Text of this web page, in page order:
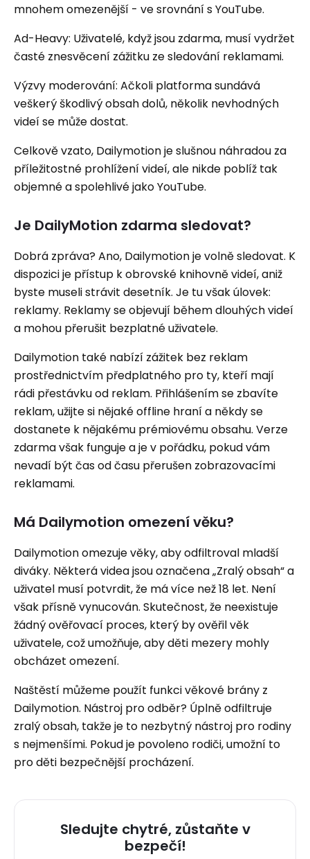
mnohem omezenější - ve srovnání s YouTube.
Ad-Heavy: Uživatelé, když jsou zdarma, musí vydržet
časté znesvěcení zážitku ze sledování reklamami.
Výzvy moderování: Ačkoli platforma sundává
veškerý škodlivý obsah dolů, několik nevhodných
videí se může dostat.
Celkově vzato, Dailymotion je slušnou náhradou za
příležitostné prohlížení videí, ale nikde poblíž tak
objemné a spolehlivé jako YouTube.
Je DailyMotion zdarma sledovat?
Dobrá zpráva? Ano, Dailymotion je volně sledovat. K
dispozici je přístup k obrovské knihovně videí, aniž
byste museli strávit desetník. Je tu však úlovek:
reklamy. Reklamy se objevují během dlouhých videí
a mohou přerušit bezplatné uživatele.
Dailymotion také nabízí zážitek bez reklam
prostřednictvím předplatného pro ty, kteří mají
rádi přestávku od reklam. Přihlášením se zbavíte
reklam, užijte si nějaké offline hraní a někdy se
dostanete k nějakému prémiovému obsahu. Verze
zdarma však funguje a je v pořádku, pokud vám
nevadí být čas od času přerušen zobrazovacími
reklamami.
Má Dailymotion omezení věku?
Dailymotion omezuje věky, aby odfiltroval mladší
diváky. Některá videa jsou označena „Zralý obsah“ a
uživatel musí potvrdit, že má více než 18 let. Není
však přísně vynucován. Skutečnost, že neexistuje
žádný ověřovací proces, který by ověřil věk
uživatele, což umožňuje, aby děti mezery mohly
obcházet omezení.
Naštěstí můžeme použít funkci věkové brány z
Dailymotion. Nástroj pro odběr? Úplně odfiltruje
zralý obsah, takže je to nezbytný nástroj pro rodiny
s nejmenšími. Pokud je povoleno rodiči, umožní to
pro děti bezpečnější procházení.
Sledujte chytré, zůstaňte v
bezpečí!